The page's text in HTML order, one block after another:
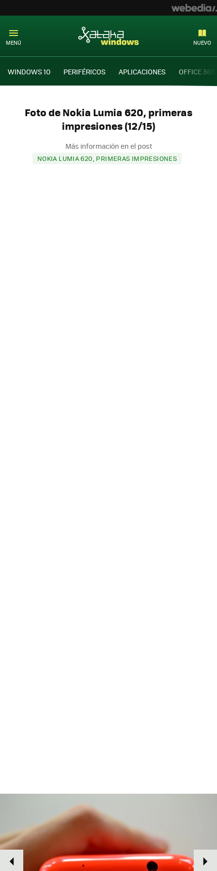
MENÚ NUEVO
WINDOWS 10 PERIFÉRICOS APLICACIONES OFFICE 365
Foto de Nokia Lumia 620, primeras
impresiones (12/15)
Más información en el post
NOKIA LUMIA 620, PRIMERAS IMPRESIONES